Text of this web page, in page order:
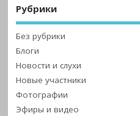
Рубрики
Без рубрики
Блоги
Новости и слухи
Новые участники
Фотографии
Эфиры и видео